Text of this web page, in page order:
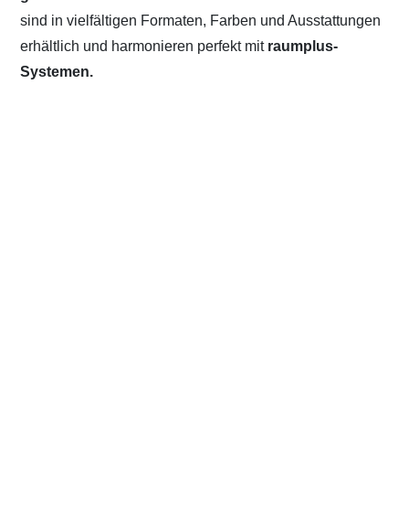
sind in vielfältigen Formaten, Farben und Ausstattungen
erhältlich und harmonieren perfekt mit raumplus-
Systemen.